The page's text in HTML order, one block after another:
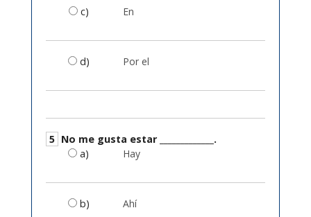
c) En
d) Por el
5 No me gusta estar _____________.
a)
Hay
b) Ahí